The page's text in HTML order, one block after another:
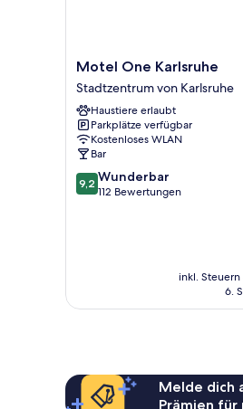
Motel
One
Karlsruhe
Stadtzentrum
von
Karlsruhe
Motel One Karlsruhe
Stadtzentrum von Karlsruhe
Haustiere erlaubt
Parkplätze verfügbar
Kostenloses WLAN
Bar
9.2
von
9,2 Wunderbar
112 Bewertungen
inkl.
6.
Melde dich
Prämien für